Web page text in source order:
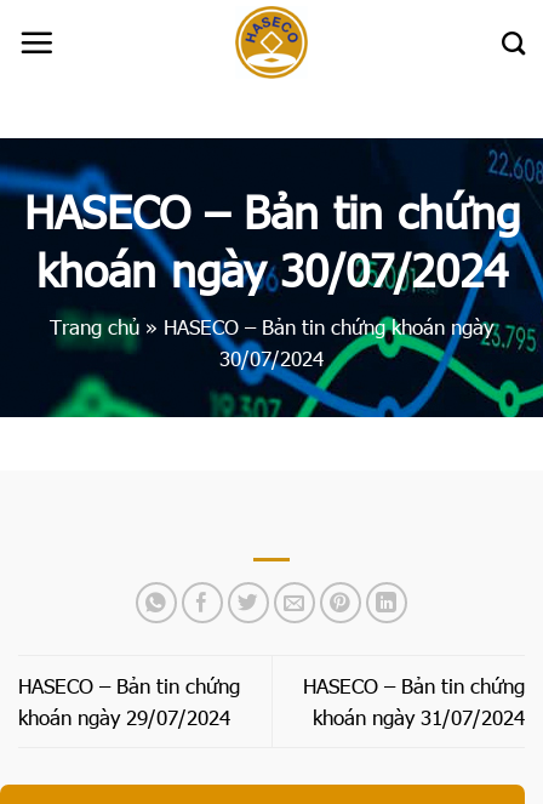
HASECO – Bản tin chứng
khoán ngày 30/07/2024
Trang chủ » HASECO – Bản tin chứng khoán ngày
30/07/2024
HASECO – Bản tin chứng
khoán ngày 29/07/2024
HASECO – Bản tin chứng
khoán ngày 31/07/2024